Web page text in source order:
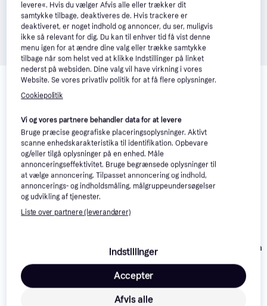
Relaterede produkter
Se vores forslag til andre produkter, der matcher dine
Maxi-Cosi Titan Plus i-
size Authentic Black
1.995 kr.
Lionelo
levere«. Hvis du vælger Afvis alle eller trækker dit
samtykke tilbage, deaktiveres de. Hvis trackere er
deaktiveret, er noget indhold og annoncer, du ser, muligvis
ikke så relevant for dig. Du kan til enhver tid få vist denne
menu igen for at ændre dine valg eller trække samtykke
tilbage når som helst ved at klikke Indstillinger på linket
nederst på websiden. Dine valg vil have virkning i vores
Website. Se vores privatliv politik for at få flere oplysninger.
Cookiepolitik
Vi og vores partnere behandler data for at levere
Bruge præcise geografiske placeringsoplysninger. Aktivt
scanne enhedskarakteristika til identifikation. Opbevare
og/eller tilgå oplysninger på en enhed. Måle
annonceringseffektivitet. Bruge begrænsede oplysninger til
at vælge annoncering. Tilpasset annoncering og indhold,
annoncerings- og indholdsmåling, målgruppeundersøgelser
og udvikling af tjenester.
Liste over partnere (leverandører)
Indstillinger
Afvis alle
Accepter